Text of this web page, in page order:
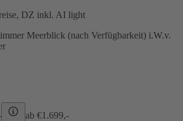
DZ inkl. AI light
Meerblick (nach Verfügbarkeit) i.W.v.
ab €1.699,-